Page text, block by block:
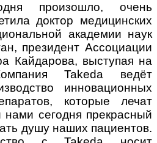
произошло, очень
доктор медицинских
академии наук
президент Ассоциации
Кайдарова, выступая на
Takeda ведёт
инновационных
которые лечат
сегодня прекрасный
душу наших пациентов.